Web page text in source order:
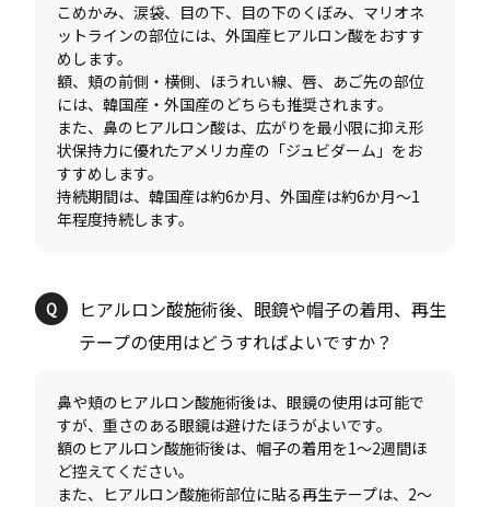
こめかみ、涙袋、目の下、目の下のくぼみ、マリオネ
ットラインの部位には、外国産ヒアルロン酸をおすす
めします。
額、頬の前側・横側、ほうれい線、唇、あご先の部位
には、韓国産・外国産のどちらも推奨されます。
また、鼻のヒアルロン酸は、広がりを最小限に抑え形
状保持力に優れたアメリカ産の「ジュビダーム」をお
すすめします。
持続期間は、韓国産は約6か月、外国産は約6か月〜1
ヒアルロン酸施術後、眼鏡や帽子の着用、再生
鼻や頬のヒアルロン酸施術後は、眼鏡の使用は可能で
すが、重さのある眼鏡は避けたほうがよいです。
額のヒアルロン酸施術後は、帽子の着用を1〜2週間ほ
ど控えてください。
また、ヒアルロン酸施術部位に貼る再生テープは、2〜